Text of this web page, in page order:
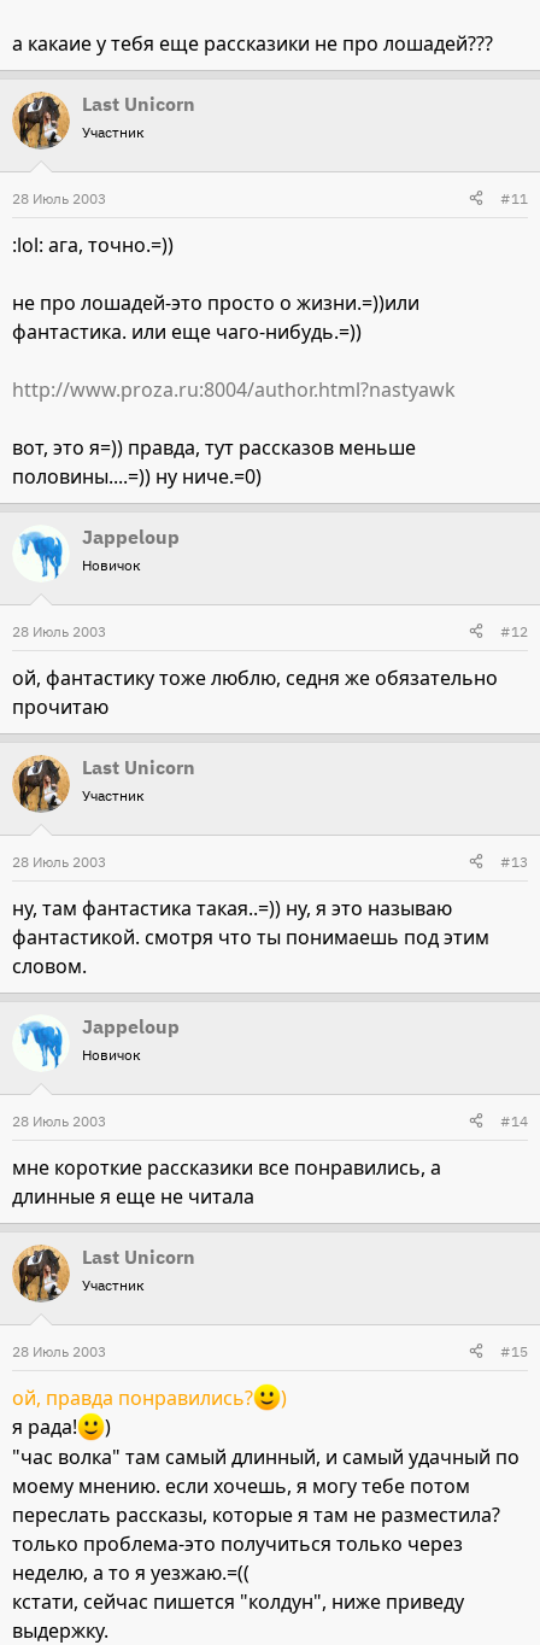
а какаие у тебя еще рассказики не про лошадей???
Last Unicorn
Участник
28 Июль 2003 #11
:lol: ага, точно.=))
не про лошадей-это просто о жизни.=))или
фантастика. или еще чаго-нибудь.=))
http://www.proza.ru:8004/author.html?nastyawk
вот, это я=)) правда, тут рассказов меньше
половины....=)) ну ниче.=0)
Jappeloup
Новичок
28 Июль 2003 #12
ой, фантастику тоже люблю, седня же обязательно
прочитаю
Last Unicorn
Участник
28 Июль 2003 #13
ну, там фантастика такая..=)) ну, я это называю
фантастикой. смотря что ты понимаешь под этим
словом.
Jappeloup
Новичок
28 Июль 2003 #14
мне короткие рассказики все понравились, а
длинные я еще не читала
Last Unicorn
Участник
28 Июль 2003 #15
ой, правда понравились?
)
я рада!
)
"час волка" там самый длинный, и самый удачный по
моему мнению. если хочешь, я могу тебе потом
переслать рассказы, которые я там не разместила?
только проблема-это получиться только через
неделю, а то я уезжаю.=((
кстати, сейчас пишется "колдун", ниже приведу
выдержку.